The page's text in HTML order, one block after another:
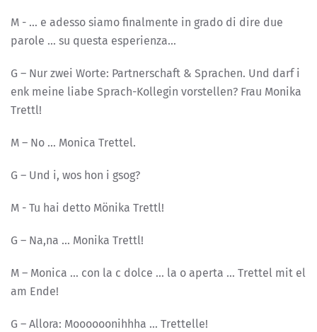
M - … e adesso siamo finalmente in grado di dire due
parole … su questa esperienza…
G – Nur zwei Worte: Partnerschaft & Sprachen. Und darf i
enk meine liabe Sprach-Kollegin vorstellen? Frau Monika
Trettl!
M – No … Monica Trettel.
G – Und i, wos hon i gsog?
M - Tu hai detto Mönika Trettl!
G – Na,na … Monika Trettl!
M – Monica … con la c dolce … la o aperta … Trettel mit el
am Ende!
G – Allora: Moooooonihhha … Trettelle!